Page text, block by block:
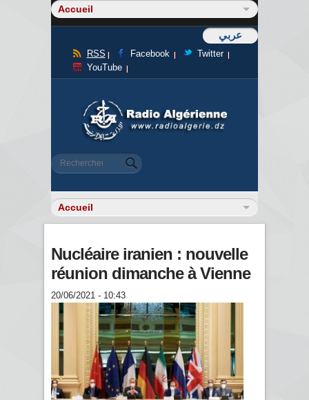
عربي
RSS Facebook
Twitter
YouTube
Formulaire de recherche
Rechercher
Nucléaire iranien : nouvelle
réunion dimanche à Vienne
20/06/2021 - 10:43